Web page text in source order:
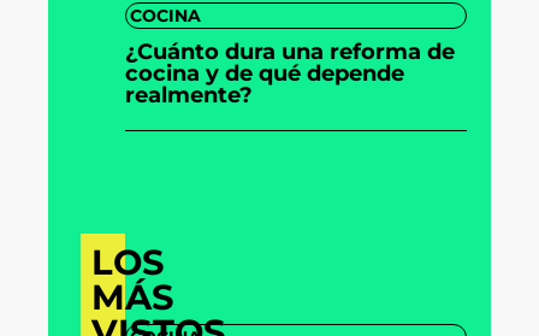
LOS
MÁS
COCINA
¿Cuánto dura una reforma de
cocina y de qué depende
realmente?